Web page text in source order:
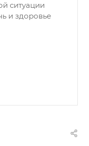
ситуации
и здоровье